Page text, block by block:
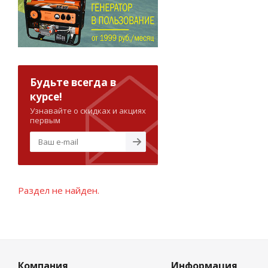
Будьте всегда в
курсе!
Узнавайте о скидках и акциях
первым
Раздел не найден.